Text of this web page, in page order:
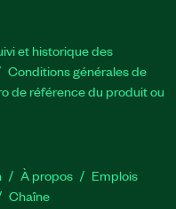
et historique des
Conditions générales de
de référence du produit ou
À propos
Emplois
Chaîne